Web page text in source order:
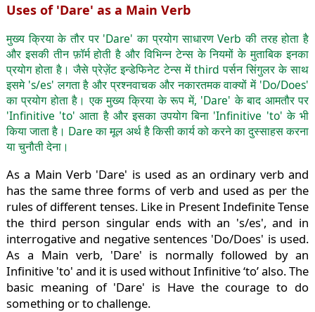
Uses of 'Dare' as a Main Verb
मुख्य क्रिया के तौर पर 'Dare' का प्रयोग साधारण Verb की तरह होता है
और इसकी तीन फ़ॉर्म होती है और विभिन्न टेन्स के नियमों के मुताबिक इनका
प्रयोग होता है। जैसे प्रेज़ेंट इन्डेफिनेट टेन्स में third पर्सन सिंगुलर के साथ
इसमे 's/es' लगता है और प्रश्नवाचक और नकारतमक वाक्यों में 'Do/Does'
का प्रयोग होता है। एक मुख्य क्रिया के रूप में, 'Dare' के बाद आमतौर पर
'Infinitive 'to' आता है और इसका उपयोग बिना 'Infinitive 'to' के भी
किया जाता है। Dare का मूल अर्थ है किसी कार्य को करने का दुस्साहस करना
या चुनौती देना।
As a Main Verb 'Dare' is used as an ordinary verb and
has the same three forms of verb and used as per the
rules of different tenses. Like in Present Indefinite Tense
the third person singular ends with an 's/es', and in
interrogative and negative sentences 'Do/Does' is used.
As a Main verb, 'Dare' is normally followed by an
Infinitive 'to' and it is used without Infinitive ‘to’ also. The
basic meaning of 'Dare' is Have the courage to do
something or to challenge.